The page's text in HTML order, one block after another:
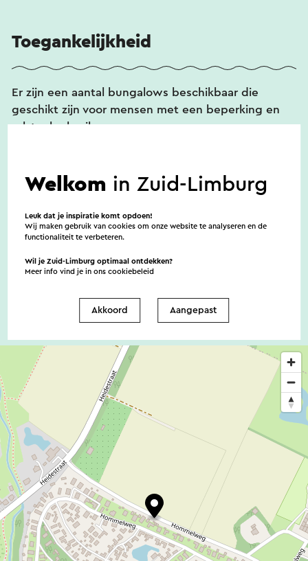
Toegankelijkheid
Er zijn een aantal bungalows beschikbaar die
geschikt zijn voor mensen met een beperking en
rolstoelgebruikers.
Huisdieren
Er zijn woningen beschikbaar waar huisdieren zijn
Welkom in Zuid-Limburg
Leuk dat je inspiratie komt opdoen!
Wij maken gebruik van cookies om onze website te analyseren en de
functionaliteit te verbeteren.
Wil je Zuid-Limburg optimaal ontdekken?
Meer info vind je in onscookiebeleid
Akkoord Aangepast